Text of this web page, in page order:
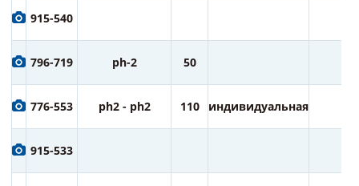
915-540
796-719 ph-2 50
776-553 ph2 - ph2 110 индивидуальная
915-533